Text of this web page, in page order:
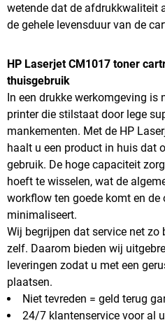
wetende dat de afdrukkwaliteit
de gehele levensduur van de
HP Laserjet CM1017 toner
thuisgebruik
In een drukke werkomgeving is
printer die stilstaat door lege
mankementen. Met de HP
haalt u een product in huis dat
gebruik. De hoge capaciteit
hoeft te wisselen, wat de
workflow ten goede komt en de
minimaliseert.
Wij begrijpen dat service net
zelf. Daarom bieden wij
leveringen zodat u met een
plaatsen.
Niet tevreden = geld terug
24/7 klantenservice voor al